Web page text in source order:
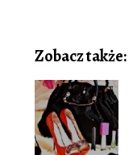
Zobacz także: